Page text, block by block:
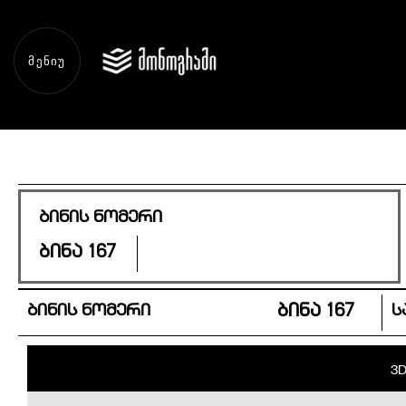
ᲛᲔᲜᲘᲣ
ბინის ნომერი
ბინა 167
ბინის ნომერი ბინა 167